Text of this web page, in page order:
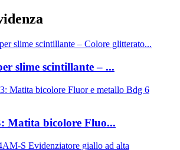
slime scintillante – ...
Matita bicolore Fluo...